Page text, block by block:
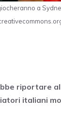
a
riportare
italiani